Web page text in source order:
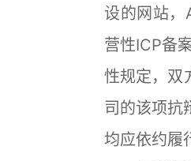
设的网站，
营性ICP备
性规定，双
司的该项抗
均应依约履